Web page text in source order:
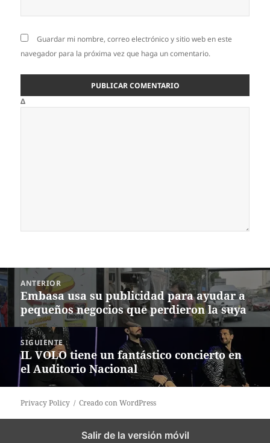
Guardar mi nombre, correo electrónico y sitio web en este
navegador para la próxima vez que haga un comentario.
Δ
Navegación
de
entradas
ANTERIOR
Entrada
anterior:
Embasa usa su publicidad para ayudar a
pequeños negocios que perdieron la suya
SIGUIENTE
Siguiente
entrada:
IL VOLO tiene un fantástico concierto en
el Auditorio Nacional
Privacy Policy Creado con WordPress
Salir de la versión móvil